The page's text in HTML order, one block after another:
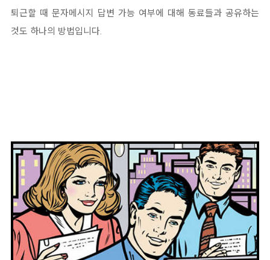
퇴근할 때 문자메시지 답변 가능 여부에 대해 동료들과 공유하는
것도 하나의 방법입니다.